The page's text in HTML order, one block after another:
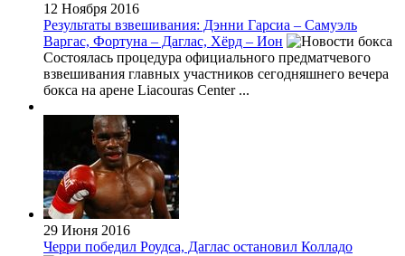
12 Ноября 2016
Результаты взвешивания: Дэнни Гарсиа – Самуэль
Варгас, Фортуна – Даглас, Хёрд – Ион
Состоялась процедура официального предматчевого
взвешивания главных участников сегодняшнего вечера
бокса на арене Liacouras Center ...
29 Июня 2016
Черри победил Роудса, Даглас остановил Колладо